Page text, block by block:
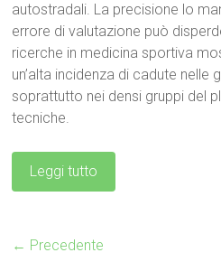
autostradali. La precisione lo
errore di valutazione può
ricerche in medicina sportiva
un’alta incidenza di cadute nelle
soprattutto nei densi gruppi del
tecniche.
Leggi tutto
← Precedente